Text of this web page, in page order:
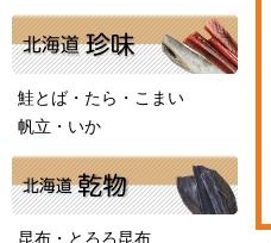
鮭とば・たら・こまい
帆立・いか
昆布・とろろ昆布